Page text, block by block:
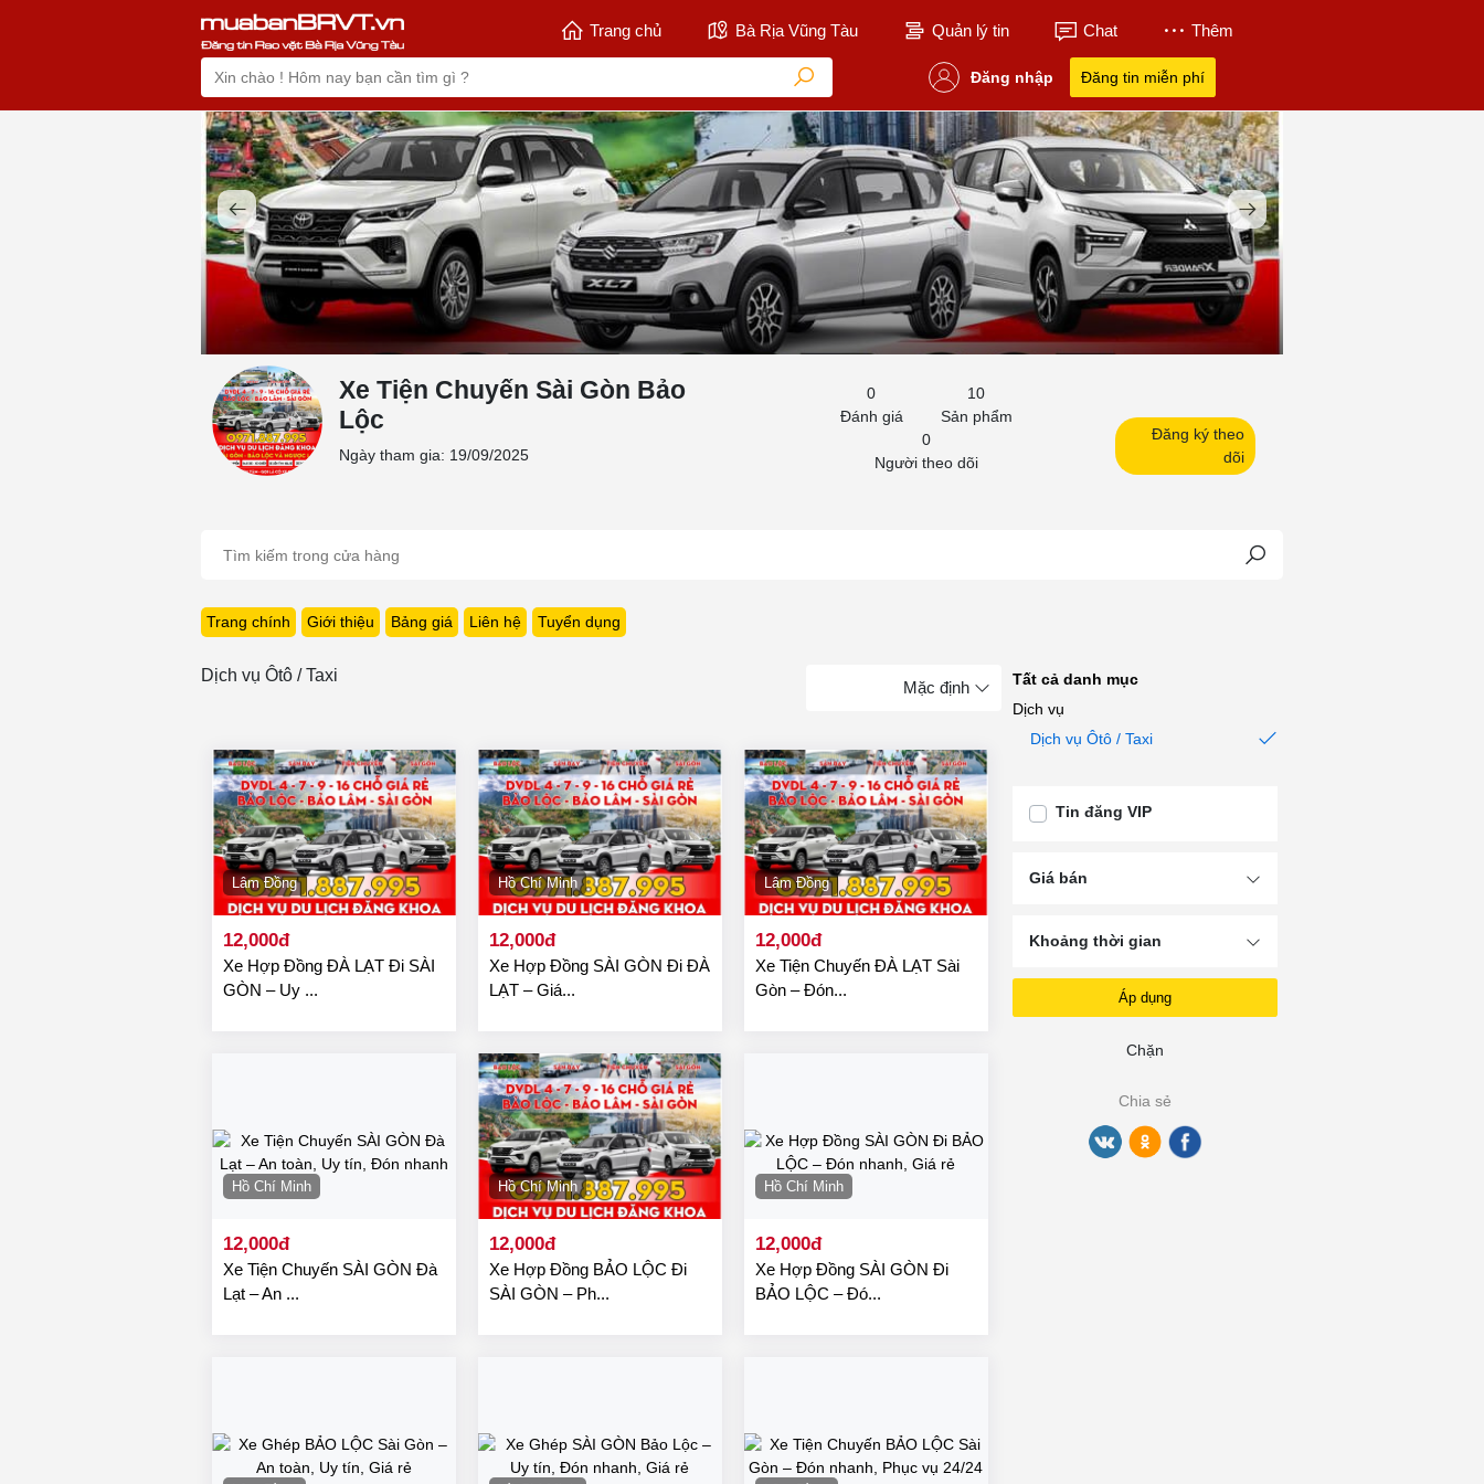
Trang chủ Bà Rịa Vũng Tàu Quản lý tin Chat Thêm
Đăng nhập Đăng tin miễn phí
Xe Tiện Chuyến Sài Gòn Bảo
Lộc
Ngày tham gia: 19/09/2025
0
Đánh giá
10
Sản phẩm
0
Người theo dõi
Đăng ký theo
dõi
Trang chính Giới thiệu Bảng giá Liên hệ Tuyển dụng
Dịch vụ Ôtô / Taxi
Mặc định
Lâm Đồng
12,000đ
Xe Hợp Đồng ĐÀ LẠT Đi SÀI
GÒN – Uy ...
Hồ Chí Minh
12,000đ
Xe Hợp Đồng SÀI GÒN Đi ĐÀ
LẠT – Giá...
Lâm Đồng
12,000đ
Xe Tiện Chuyến ĐÀ LẠT Sài
Gòn – Đón...
Hồ Chí Minh
12,000đ
Xe Tiện Chuyến SÀI GÒN Đà
Lạt – An ...
Hồ Chí Minh
12,000đ
Xe Hợp Đồng BẢO LỘC Đi
SÀI GÒN – Ph...
Hồ Chí Minh
12,000đ
Xe Hợp Đồng SÀI GÒN Đi
BẢO LỘC – Đó...
Tất cả danh mục
Dịch vụ
Dịch vụ Ôtô / Taxi
Tin đăng VIP
Giá bán
Khoảng thời gian
Áp dụng
Chặn
Chia sẻ